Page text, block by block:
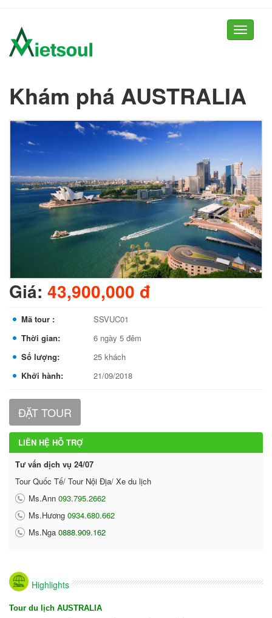
Toggle
Khám phá AUSTRALIA
Giá: 43,900,000 đ
Mã tour :
SSVUC01
Thời gian:
6 ngày 5 đêm
Số lượng:
25 khách
Khởi hành:
21/09/2018
ĐẶT TOUR
LIÊN HỆ HỖ TRỢ
Tư vấn dịch vụ 24/07
Tour Quốc Tế/ Tour Nội Địa/ Xe du lịch
Ms.Ann 093.795.2662
Ms.Hương 0934.680.662
Ms.Nga 0888.909.162
Highlights
Tour du lịch AUSTRALIA